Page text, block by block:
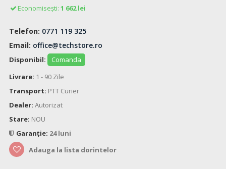
Economisești: 1 662 lei
Telefon: 0771 119 325
Email: office@techstore.ro
Disponibil:
Comanda
Livrare: 1 - 90 Zile
Transport: PTT Curier
Dealer: Autorizat
Stare: NOU
Garanție: 24 luni
Adauga la lista dorintelor